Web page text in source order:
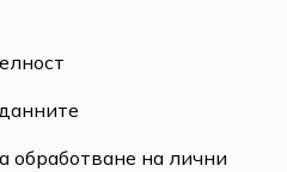
обработване на лични